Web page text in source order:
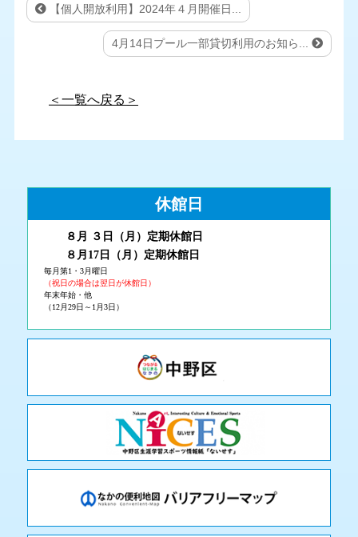
【個人開放利用】2024年４月開催日...
4月14日プール一部貸切利用のお知ら...
＜一覧へ戻る＞
休館日
８月 ３ 日（月 ） 定期休館日
８月17日（月 ）定期休館日
毎月第1・3月曜日
（祝日の場合は翌日が休館日）
年末年始・他
（12月29日～1月3日）